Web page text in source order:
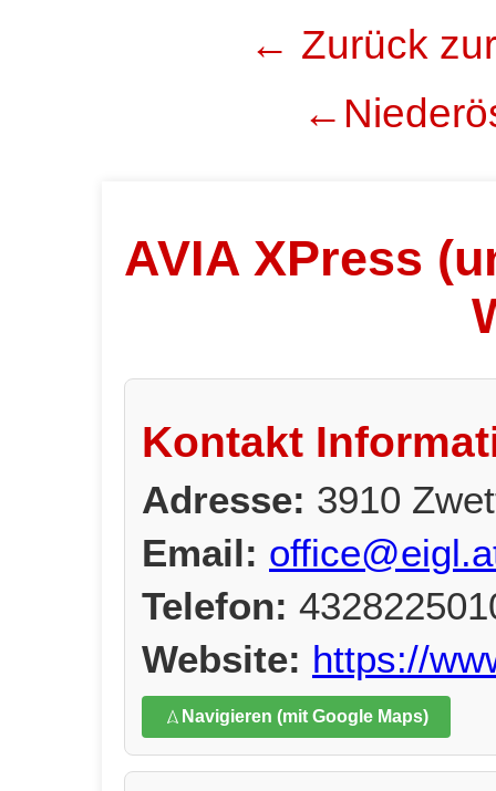
← Zurück
AVIA XPress
Kontakt
Adresse: 3910
Email:
Telefon:
Website: https://
Navigieren (mit Google Maps)